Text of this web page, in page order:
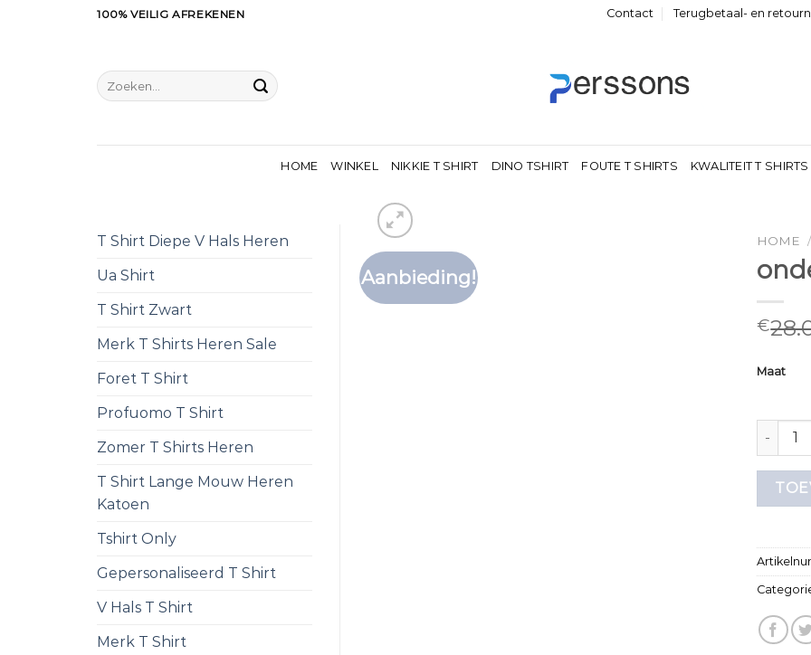
100% VEILIG AFREKENEN Contact Terugbetaal- en
Zoeken
naar:
HOME WINKEL NIKKIE T SHIRT DINO TSHIRT FOUTE T SHIRTS KWALITEIT T SHIRTS
T Shirt Diepe V Hals Heren
Ua Shirt
T Shirt Zwart
Merk T Shirts Heren Sale
Foret T Shirt
Profuomo T Shirt
Zomer T Shirts Heren
T Shirt Lange Mouw Heren
Katoen
Tshirt Only
Gepersonaliseerd T Shirt
V Hals T Shirt
Merk T Shirt
Aanbieding!
HOME /
€
Maat
onder t